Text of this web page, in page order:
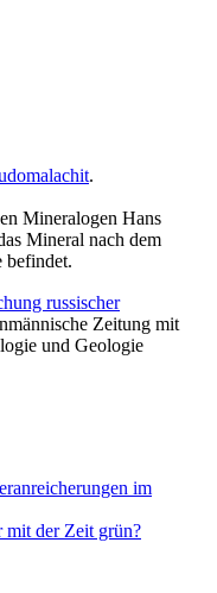
.
Mineralogen Hans
Mineral nach dem
befindet.
russischer
Zeitung mit
und Geologie
im
der Zeit grün?